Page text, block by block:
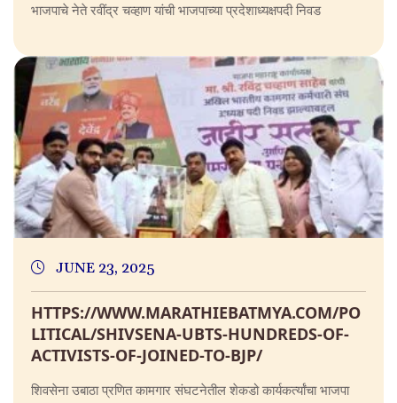
भाजपाचे नेते रवींद्र चव्हाण यांची भाजपाच्या प्रदेशाध्यक्षपदी निवड
JUNE 23, 2025
HTTPS://WWW.MARATHIEBATMYA.COM/PO
LITICAL/SHIVSENA-UBTS-HUNDREDS-OF-
ACTIVISTS-OF-JOINED-TO-BJP/
शिवसेना उबाठा प्रणित कामगार संघटनेतील शेकडो कार्यकर्त्यांचा भाजपा